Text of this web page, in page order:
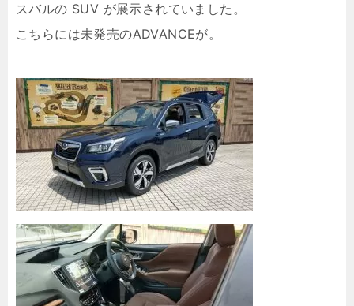
スバルの SUV が展示されていました。
こちらには未発売のADVANCEが。